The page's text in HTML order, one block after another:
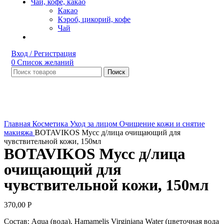
Чай, кофе, какао
Какао
Кэроб, цикорий, кофе
Чай
Вход / Регистрация
0 Список желаний
Поиск
Главная Косметика Уход за лицом Очищение кожи и снятие
макияжа BOTAVIKOS Мусс д/лица очищающий для
чувствительной кожи, 150мл
BOTAVIKOS Мусс д/лица
очищающий для
чувствительной кожи, 150мл
370,00 Р
Состав: Aqua (вода), Hamamelis Virginiana Water (цветочная вода